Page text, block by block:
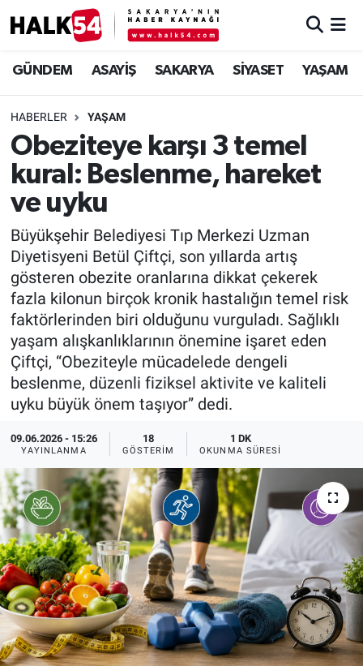
GÜNDEM ASAYİŞ SAKARYA SİYASET YAŞAM
HABERLER YAŞAM
Obeziteye karşı 3 temel
kural: Beslenme, hareket
ve uyku
Büyükşehir Belediyesi Tıp Merkezi Uzman
Diyetisyeni Betül Çiftçi, son yıllarda artış
gösteren obezite oranlarına dikkat çekerek
fazla kilonun birçok kronik hastalığın temel risk
faktörlerinden biri olduğunu vurguladı. Sağlıklı
yaşam alışkanlıklarının önemine işaret eden
Çiftçi, “Obeziteyle mücadelede dengeli
beslenme, düzenli fiziksel aktivite ve kaliteli
uyku büyük önem taşıyor” dedi.
09.06.2026 - 15:26
YAYINLANMA
18
GÖSTERIM
1 DK
OKUNMA SÜRESI
GÜNDEM
YAŞAM
SAKARYA
SİYASET
EKONOMİ
SOKAK RÖPORTAJLARI
SPOR
EĞİTİM
MAGAZİN
ÖZEL HABER
HALK54 PANORAMA
Adapazarı Nöbetçi Eczaneler
Adapazarı Trafik Yoğunluk Haritası
Süper Lig Puan Durumu ve Fikstür
Tüm Manşetler
Son Dakika Haberleri
Haber Arşivi